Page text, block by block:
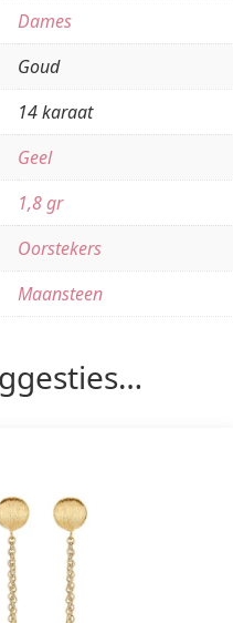
Dames
Goud
14 karaat
Geel
1,8 gr
Oorstekers
Maansteen